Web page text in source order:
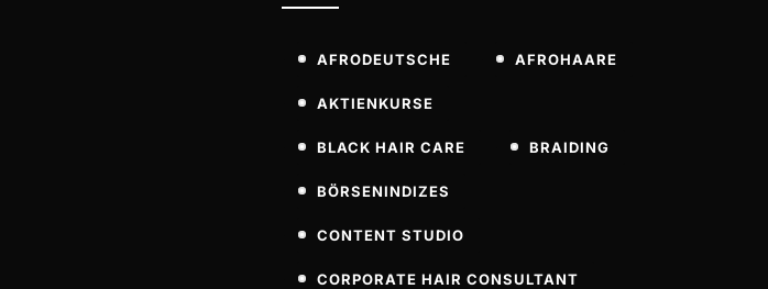
AFRODEUTSCHE AFROHAARE
AKTIENKURSE
BLACK HAIR CARE BRAIDING
BÖRSENINDIZES
CONTENT STUDIO
CORPORATE HAIR CONSULTANT